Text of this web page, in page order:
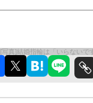
[写真]結婚指輪は「いらない